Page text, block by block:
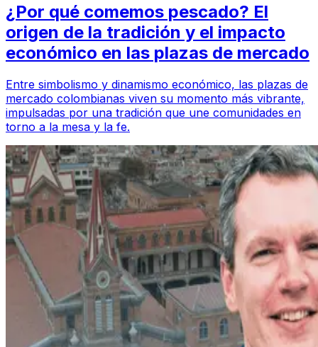
¿Por qué comemos pescado? El
origen de la tradición y el impacto
económico en las plazas de mercado
Entre simbolismo y dinamismo económico, las plazas de
mercado colombianas viven su momento más vibrante,
impulsadas por una tradición que une comunidades en
torno a la mesa y la fe.